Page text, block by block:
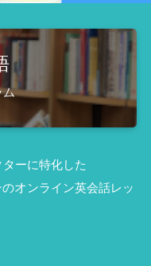
ム
ーに特化した
のオンライン英会話レッ